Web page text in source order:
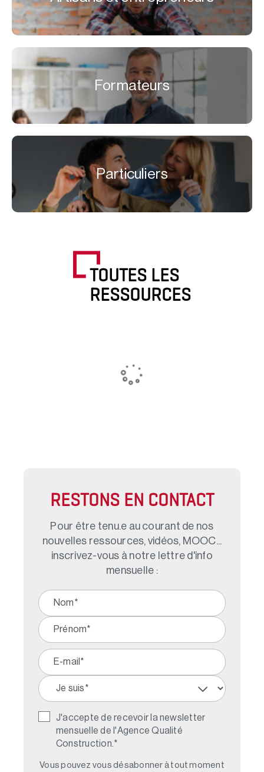
Formateurs
Particuliers
TOUTES LES
RESSOURCES
RESTONS EN CONTACT
Pour être tenu.e au courant de nos
nouvelles ressources, vidéos, MOOC...
inscrivez-vous à notre lettre d'info
mensuelle :
J'accepte de recevoir la newsletter
mensuelle de l'Agence Qualité
Construction. *
Vous pouvez vous désabonner à tout moment